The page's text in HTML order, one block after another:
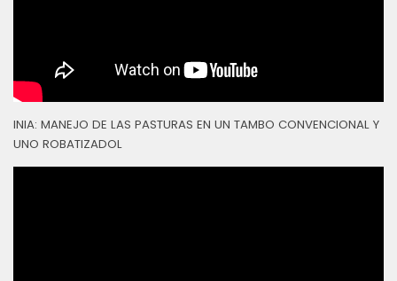
INIA: MANEJO DE LAS PASTURAS EN UN TAMBO CONVENCIONAL Y
UNO ROBATIZADOL